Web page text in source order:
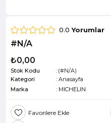
0.0 Yorumlar
#N/A
₺0,00
Stok Kodu
(#N/A)
Kategori
: Anasayfa
Marka
: MICHELIN
Favorilere Ekle